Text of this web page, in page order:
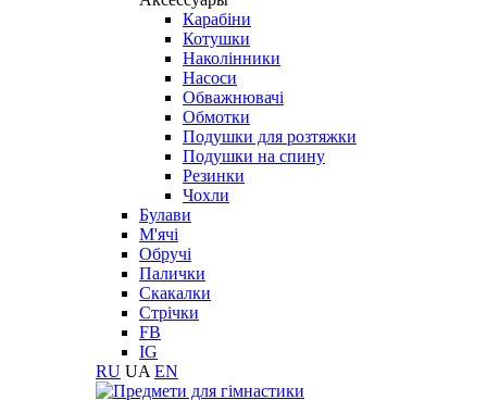
Карабіни
Котушки
Наколінники
Насоси
Обважнювачі
Обмотки
Подушки для розтяжки
Подушки на спину
Резинки
Чохли
Булави
М'ячі
Обручі
Палички
Скакалки
Стрічки
FB
IG
RU UA EN